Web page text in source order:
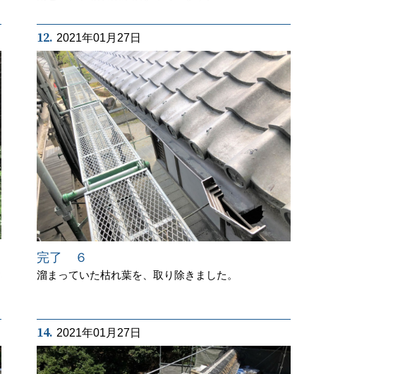
12. 2021年01月27日
完了 ６
溜まっていた枯れ葉を、取り除きました。
14. 2021年01月27日